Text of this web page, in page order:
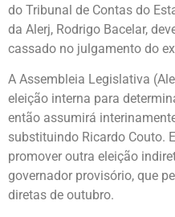
do Tribunal de Contas do
da Alerj, Rodrigo Bacelar,
cassado no julgamento do
A Assembleia Legislativa
eleição interna para
então assumirá
substituindo Ricardo Couto.
promover outra eleição
governador provisório, que
diretas de outubro.